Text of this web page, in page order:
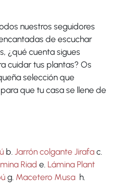
nuestros seguidores
de escuchar
¿qué cuenta sigues
cuidar tus plantas? Os
selección que
que tu casa se llene de
b. Jarrón colgante Jirafac.
Riad e. Lámina Plant
g. Macetero Musa h.